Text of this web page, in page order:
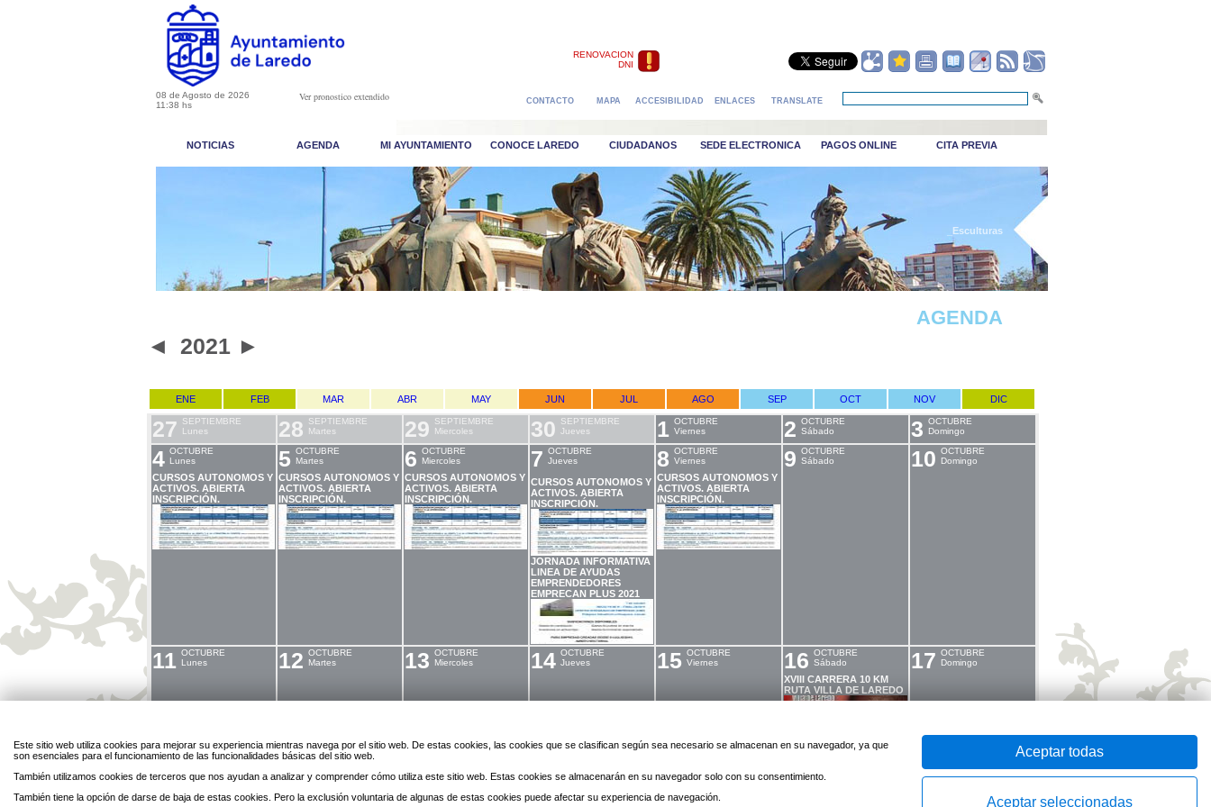
RENOVACION
DNI
08 de Agosto de 2026
11:38 hs
Ver pronostico extendido CONTACTO MAPA ACCESIBILIDAD ENLACES TRANSLATE
NOTICIAS AGENDA MI AYUNTAMIENTO CONOCE LAREDO CIUDADANOS SEDE ELECTRONICA PAGOS ONLINE CITA PREVIA
_Esculturas
AGENDA
◄ 2021 ►
ENE FEB MAR ABR MAY JUN JUL AGO SEP OCT NOV DIC
27
SEPTIEMBRE
Lunes
28
SEPTIEMBRE
Martes
29
SEPTIEMBRE
Miercoles
30
SEPTIEMBRE
Jueves
1 OCTUBRE
Viernes
2 OCTUBRE
Sábado
3 OCTUBRE
Domingo
4 OCTUBRE
Lunes
CURSOS AUTONOMOS Y
ACTIVOS. ABIERTA
INSCRIPCIÓN.
5 OCTUBRE
Martes
CURSOS AUTONOMOS Y
ACTIVOS. ABIERTA
INSCRIPCIÓN.
6 OCTUBRE
Miercoles
CURSOS AUTONOMOS Y
ACTIVOS. ABIERTA
INSCRIPCIÓN.
7 OCTUBRE
Jueves
CURSOS AUTONOMOS Y
ACTIVOS. ABIERTA
INSCRIPCIÓN.
JORNADA INFORMATIVA
LINEA DE AYUDAS
EMPRENDEDORES
EMPRECAN PLUS 2021
8 OCTUBRE
Viernes
CURSOS AUTONOMOS Y
ACTIVOS. ABIERTA
INSCRIPCIÓN.
9 OCTUBRE
Sábado
10 OCTUBRE
Domingo
11 OCTUBRE
Lunes
12 OCTUBRE
Martes
13 OCTUBRE
Miercoles
14 OCTUBRE
Jueves
15 OCTUBRE
Viernes
16 OCTUBRE
Sábado
XVIII CARRERA 10 KM
RUTA VILLA DE LAREDO
17 OCTUBRE
Domingo
18 OCTUBRE
Lunes
19 OCTUBRE
Martes
20 OCTUBRE
21 OCTUBRE
22
OCTUBRE
23 OCTUBRE
25 OCTUBRE
26 OCTUBRE
27 OCTUBRE
28 OCTUBRE
29 OCTUBRE
30 OCTUBRE
31
OCTUBRE
Este sitio web utiliza cookies para mejorar su experiencia mientras navega por el sitio web. De estas cookies, las cookies que se clasifican según sea necesario se almacenan en su navegador, ya que
son esenciales para el funcionamiento de las funcionalidades básicas del sitio web.
También utilizamos cookies de terceros que nos ayudan a analizar y comprender cómo utiliza este sitio web. Estas cookies se almacenarán en su navegador solo con su consentimiento.
También tiene la opción de darse de baja de estas cookies. Pero la exclusión voluntaria de algunas de estas cookies puede afectar su experiencia de navegación.
Aceptar todas
Aceptar seleccionadas